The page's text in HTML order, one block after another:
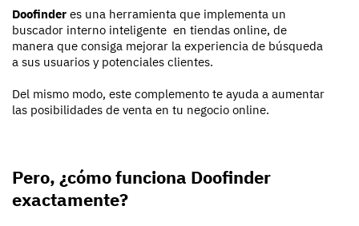
Doofinder es una herramienta que implementa un
buscador interno inteligente en tiendas online, de
manera que consiga mejorar la experiencia de búsqueda
a sus usuarios y potenciales clientes.
Del mismo modo, este complemento te ayuda a aumentar
las posibilidades de venta en tu negocio online.
Pero, ¿cómo funciona Doofinder
exactamente?